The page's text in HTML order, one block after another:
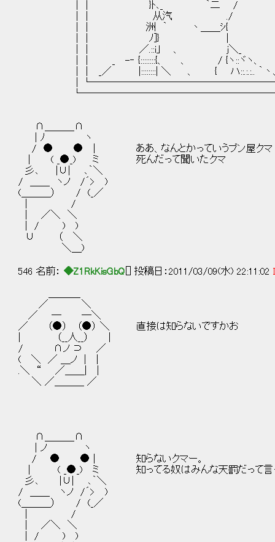
││ }ﾄ､_ ｀二 / . .
││ 从汽 ./
││ 洲 ｀ 丶＿＿ｼ{
││ ﾉ]} |
││ ／.::i｣ 、 j＼_
││ _ -‐ {::::::::{、 、 / {ヽ::ヾヽ
││ _／ |::::::::| ＼ 、 { ハ::.:.:.. ｀
∩＿＿＿∩
| ﾉ ヽ
/ ● ● | ああ、なんとかっていうブン屋クマ
| ( _●_) ミ 死んだって聞いたクマ
彡､ |∪| ､｀＼
/ ＿＿ ヽノ /´> )
(＿＿＿） / (_／
| /
| ／＼ ＼
| / ) )
∪ （ ＼
＼＿)
546 名前： ◆Z1RkKisGbQ [] 投稿日：2011/03/09(水) 22:11:02
／ ＼
／ ─ ─＼
／ （●） （●） ＼ 直接は知らないですかお
| （__人__） |
/ ∩ノ ⊃ ／
( ＼ ／ ＿ノ | |
.＼ “ ／＿＿| |
＼ ／＿＿＿ ／
∩＿＿＿∩
| ノ ヽ
/ ● ● | 知らないクマー。
| ( _●_) ミ 知ってる奴はみんな天罰だって言っ
彡､ |∪| ､｀＼
/ ＿＿ ヽノ /´> )
(＿＿＿） / (_／
| /
| ／＼ ＼
| / ) )